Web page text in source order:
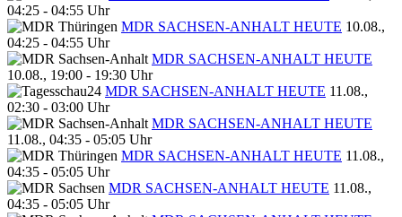
04:25 - 04:55 Uhr
MDR SACHSEN-ANHALT HEUTE 10.08.,
04:25 - 04:55 Uhr
MDR SACHSEN-ANHALT HEUTE
10.08., 19:00 - 19:30 Uhr
MDR SACHSEN-ANHALT HEUTE 11.08.,
02:30 - 03:00 Uhr
MDR SACHSEN-ANHALT HEUTE
11.08., 04:35 - 05:05 Uhr
MDR SACHSEN-ANHALT HEUTE 11.08.,
04:35 - 05:05 Uhr
MDR SACHSEN-ANHALT HEUTE 11.08.,
04:35 - 05:05 Uhr